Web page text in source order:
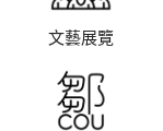
文藝展覽